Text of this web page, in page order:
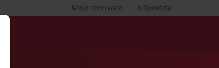
Nápověda
Moje rezervace